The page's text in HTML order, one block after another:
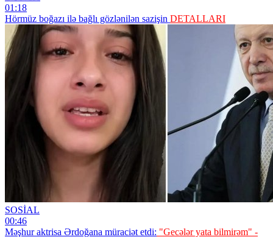
01:18
Hörmüz boğazı ilə bağlı gözlənilən sazişin DETALLARI
SOSİAL
00:46
Məşhur aktrisa Ərdoğana müraciət etdi: "Gecələr yata bilmirəm" -